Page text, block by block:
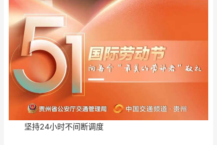
坚持24小时不间断调度